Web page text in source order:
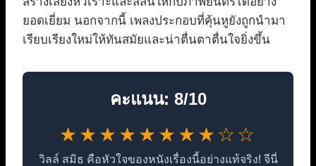
ยอดเยี่ยม นอกจากนี้ เพลงประกอบที่คุ้นหูยังถูกนำมา
เรียบเรียงใหม่ให้ทันสมัยและน่าตื่นตาตื่นใจยิ่งขึ้น
คะแนน: 8/10
★★★★★★★★☆☆
วิลล์ สมิธ คือหัวใจของหนังเรื่องนี้อย่างแท้จริง! จีนี่